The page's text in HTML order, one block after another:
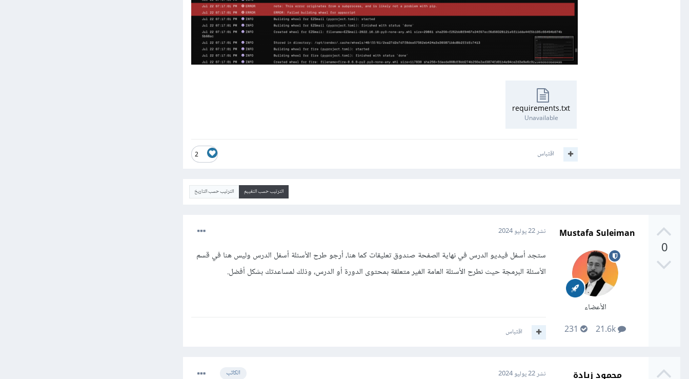
requirements.txt
Unavailable
2 اقتباس
الترتيب حسب التقييم الترتيب حسب التاريخ
0
Mustafa Suleiman
الأعضاء
نشر22 يوليو 2024
ستجد أسفل فيديو الدرس في نهاية الصفحة صندوق تعليقات كما هنا، أرجو طرح الأسئلة أسفل الدرس وليس هنا في قسم
الأسئلة البرمجة حيث نطرح الأسئلة العامة الغير متعلقة بمحتوى الدورة أو الدرس، وذلك لمساعدتك بشكل أفضل.
اقتباس
محمود زيادة الكاتب نشر22 يوليو 2024